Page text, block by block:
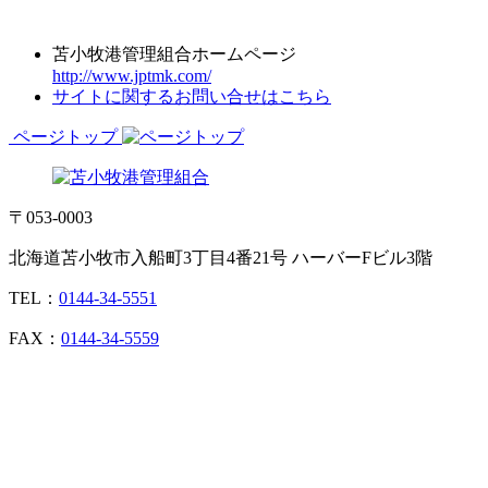
苫小牧港管理組合ホームページ
http://www.jptmk.com/
サイトに関するお問い合せはこちら
ページトップ
〒053-0003
北海道苫小牧市入船町3丁目4番21号 ハーバーFビル3階
TEL： 0144-34-5551
FAX： 0144-34-5559